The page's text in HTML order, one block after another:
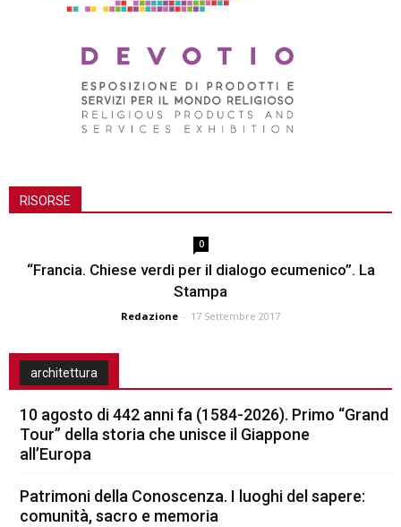
RISORSE
0
“Francia. Chiese verdi per il dialogo ecumenico”. La
Stampa
Redazione - 17 Settembre 2017
architettura
10 agosto di 442 anni fa (1584-2026). Primo “Grand
Tour” della storia che unisce il Giappone
all’Europa
Patrimoni della Conoscenza. I luoghi del sapere:
comunità, sacro e memoria